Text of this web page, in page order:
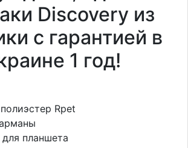
Discovery из
с гарантией в
1 год!
Rpet
планшета